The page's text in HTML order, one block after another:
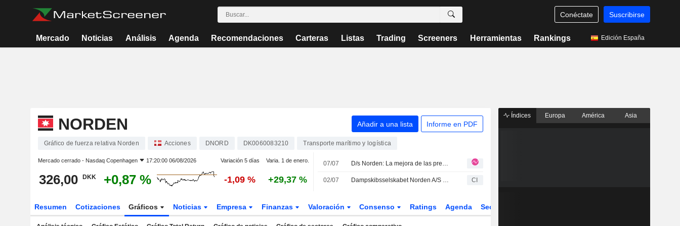
Conéctate Suscribirse
Mercado Noticias Análisis Agenda Recomendaciones Carteras Listas Trading Screeners Herramientas Rankings Edición España
NORDEN Añadir a una lista Informe en PDF
Gráfico de fuerza relativa Norden Acciones DNORD DK0060083210 Transporte marítimo y logística
Mercado cerrado - Nasdaq Copenhagen 17:20:00 06/08/2026 Variación 5 días Varia. 1 de enero.
326,00 DKK +0,87 % -1,09 % +29,37 %
07/07 D/s Norden: La mejora de las previsiones respalda el potencial alcista
02/07 Dampskibsselskabet Norden A/S eleva sus previsiones de beneficios para el ejercicio 2026 CI
Resumen Cotizaciones Gráficos Noticias Empresa Finanzas Valoración Consenso Ratings Agenda Sector
Índices Europa América Asia